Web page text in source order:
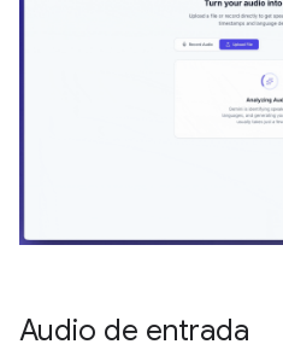
Audio de entrada